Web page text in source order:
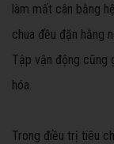
làm mất cân bằng
chua đều đặn hằng
Tập vận động cũng
hóa.
Trong điều trị tiêu